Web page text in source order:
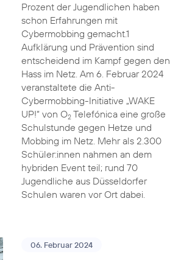
Prozent der Jugendlichen haben
schon Erfahrungen mit
Cybermobbing gemacht.1
Aufklärung und Prävention sind
entscheidend im Kampf gegen den
Hass im Netz. Am 6. Februar 2024
veranstaltete die Anti-
Cybermobbing-Initiative „WAKE
UP!“ von O2Telefónica eine große
Schulstunde gegen Hetze und
Mobbing im Netz. Mehr als 2.300
Schüler:innen nahmen an dem
hybriden Event teil; rund 70
Jugendliche aus Düsseldorfer
Schulen waren vor Ort dabei.
06. Februar 2024